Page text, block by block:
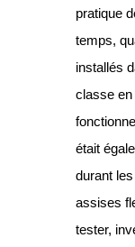
pratique
temps,
installés
classe
était
durant
assises
tester,